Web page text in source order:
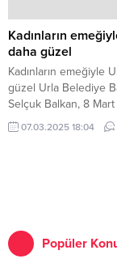
Kadınların
daha güzel
Kadınların emeğiyle
güzel Urla Belediye
Selçuk Balkan, 8
Emekçi Kadınlar Günü
kapsamında
ziyaret ederek
07.03.2025 18:04
Popüler